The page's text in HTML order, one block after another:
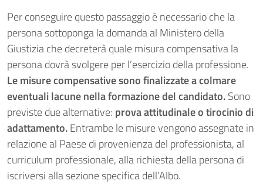
Per conseguire questo passaggio è necessario che la
persona sottoponga la domanda al Ministero della
Giustizia che decreterà quale misura compensativa la
persona dovrà svolgere per l’esercizio della professione.
Le misure compensative sono finalizzate a colmare
eventuali lacune nella formazione del candidato.Sono
previste due alternative: prova attitudinale o tirocinio di
adattamento.Entrambe le misure vengono assegnate in
relazione al Paese di provenienza del professionista, al
curriculum professionale, alla richiesta della persona di
iscriversi alla sezione specifica dell’Albo.